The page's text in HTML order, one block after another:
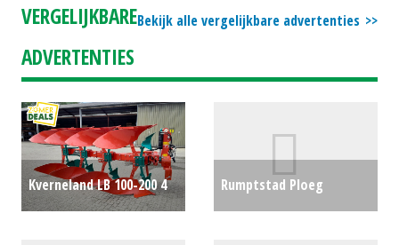
Bekijk alle vergelijkbare advertenties
VERGELIJKBARE
ADVERTENTIES
Kverneland LB 100-200 4
Rumptstad Ploeg